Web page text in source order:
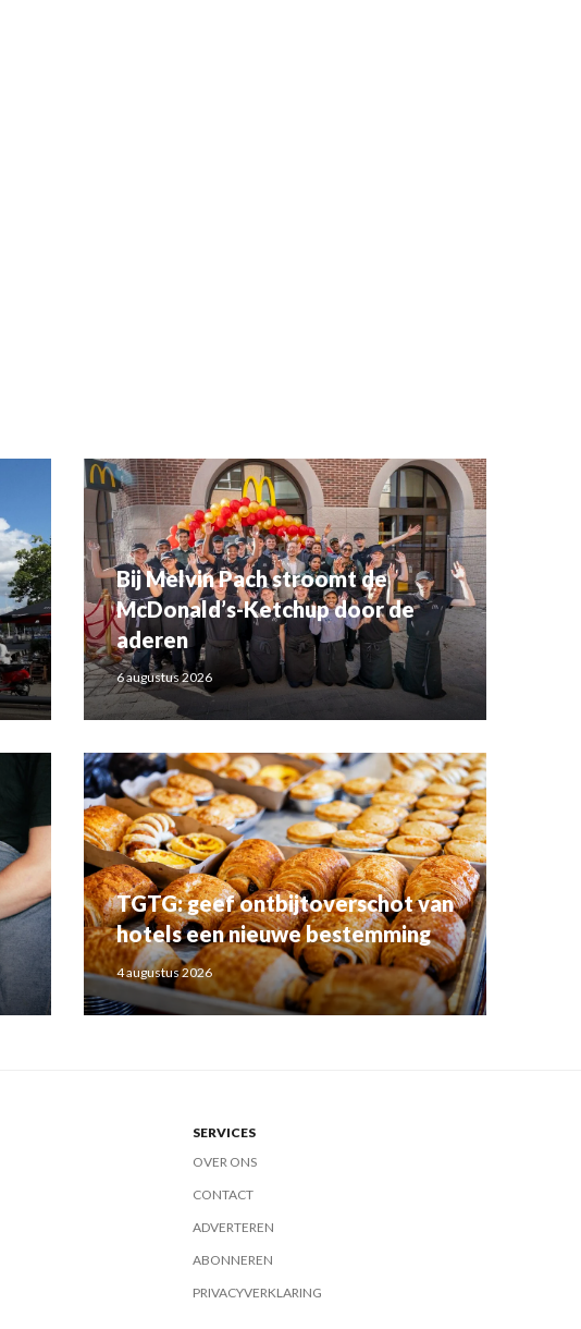
Bij Melvin Pach stroomt de
McDonald’s-Ketchup door de
aderen
6 augustus 2026
TGTG: geef ontbijtoverschot van
hotels een nieuwe bestemming
4 augustus 2026
SERVICES
OVER ONS
CONTACT
ADVERTEREN
ABONNEREN
PRIVACYVERKLARING